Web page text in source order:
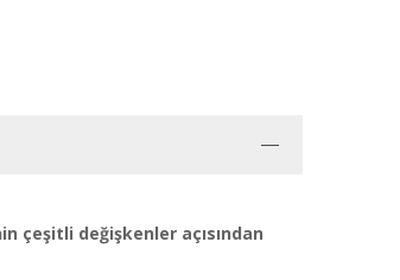
çeşitli değişkenler açısından